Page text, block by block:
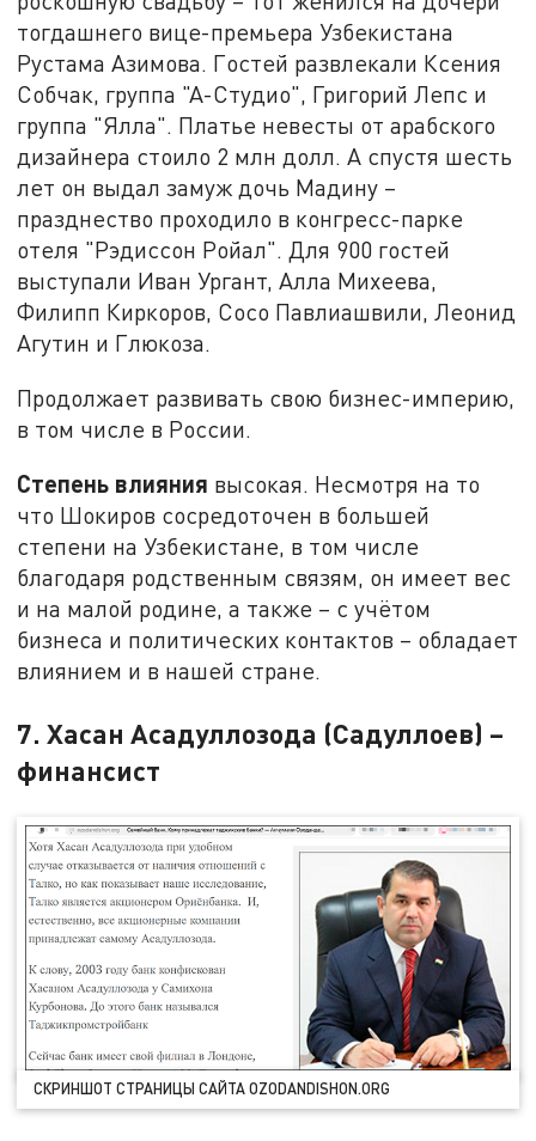
тогдашнего вице-премьера Узбекистана
Рустама Азимова. Гостей развлекали Ксения
Собчак, группа "А-Студио", Григорий Лепс и
группа "Ялла". Платье невесты от арабского
дизайнера стоило 2 млн долл. А спустя шесть
лет он выдал замуж дочь Мадину –
празднество проходило в конгресс-парке
отеля "Рэдиссон Ройал". Для 900 гостей
выступали Иван Ургант, Алла Михеева,
Филипп Киркоров, Сосо Павлиашвили, Леонид
Агутин и Глюкоза.
Продолжает развивать свою бизнес-империю,
в том числе в России.
Степень влияния высокая. Несмотря на то
что Шокиров сосредоточен в большей
степени на Узбекистане, в том числе
благодаря родственным связям, он имеет вес
и на малой родине, а также – с учётом
бизнеса и политических контактов – обладает
влиянием и в нашей стране.
7. Хасан Асадуллозода (Садуллоев) –
финансист
СКРИНШОТ СТРАНИЦЫ САЙТА OZODANDISHON.ORG